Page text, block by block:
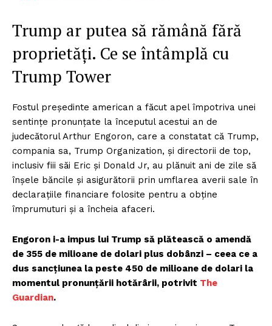
Trump ar putea să rămână fără
proprietăți. Ce se întâmplă cu
Trump Tower
Fostul președinte american a făcut apel împotriva unei
sentințe pronunțate la începutul acestui an de
judecătorul Arthur Engoron, care a constatat că Trump,
compania sa, Trump Organization, și directorii de top,
inclusiv fiii săi Eric și Donald Jr, au plănuit ani de zile să
înșele băncile și asigurătorii prin umflarea averii sale în
declarațiile financiare folosite pentru a obține
împrumuturi și a încheia afaceri.
Engoron i-a impus lui Trump să plătească o amendă
de 355 de milioane de dolari plus dobânzi – ceea ce a
dus sancțiunea la peste 450 de milioane de dolari la
momentul pronunțării hotărârii, potrivit The
Guardian.